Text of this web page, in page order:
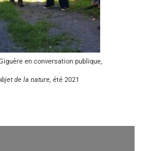
en conversation publique,
de la nature, été 2021